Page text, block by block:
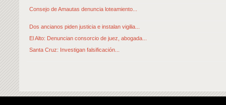
Consejo de Amautas denuncia loteamiento...
Dos ancianos piden justicia e instalan vigilia...
El Alto: Denuncian consorcio de juez, abogada...
Santa Cruz: Investigan falsificación...